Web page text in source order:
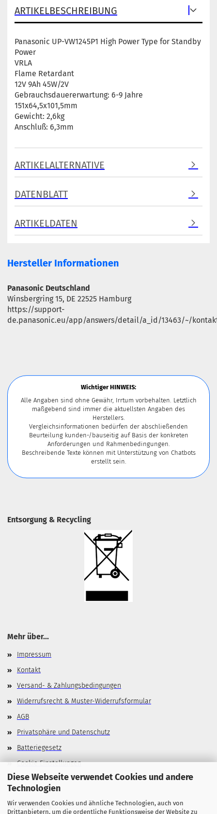
Diese Webseite verwendet Cookies und andere
Technologien
Wir verwenden Cookies und ähnliche Technologien, auch von
Drittanbietern, um die ordentliche Funktionsweise der Website zu
ARTIKELBESCHREIBUNG
Panasonic UP-VW1245P1 High Power Type for Standby
Power
VRLA
Flame Retardant
12V 9Ah 45W/2V
Gebrauchsdauererwartung: 6-9 Jahre
151x64,5x101,5mm
Gewicht: 2,6kg
Anschluß: 6,3mm
ARTIKELALTERNATIVE
DATENBLATT
ARTIKELDATEN
Hersteller Informationen
Panasonic Deutschland
Winsbergring 15, DE 22525 Hamburg
https://support-
de.panasonic.eu/app/answers/detail/a_id/13463/~/
Wichtiger HINWEIS:
Alle Angaben sind ohne Gewähr, Irrtum vorbehalten. Letztlich
maßgebend sind immer die aktuellsten Angaben des
Herstellers.
Vergleichsinformationen bedürfen der abschließenden
Beurteilung kunden-/bauseitig auf Basis der konkreten
Anforderungen und Rahmenbedingungen.
Beschreibende Texte können mit Unterstützung von Chatbots
erstellt sein.
Entsorgung & Recycling
Mehr über...
Impressum
Kontakt
Versand- & Zahlungsbedingungen
Widerrufsrecht & Muster-Widerrufsformular
AGB
Privatsphäre und Datenschutz
Batteriegesetz
Cookie Einstellungen
Allgemeines